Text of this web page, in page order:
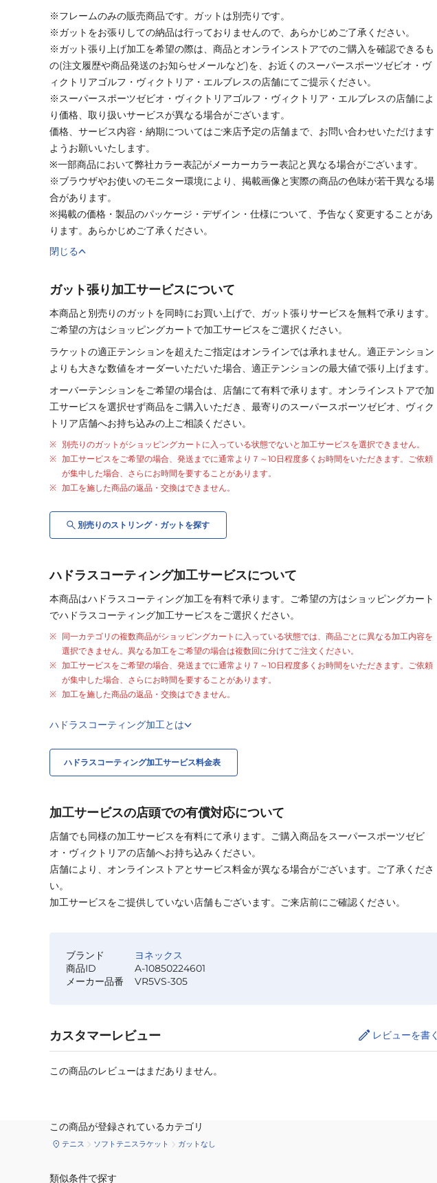
※フレームのみの販売商品です。ガットは別売りです。
※ガットをお張りしての納品は行っておりませんので、あらかじめご了承ください。
※ガット張り上げ加工を希望の際は、商品とオンラインストアでのご購入を確認できるも
の(注文履歴や商品発送のお知らせメールなど)を、お近くのスーパースポーツゼビオ・ヴ
ィクトリアゴルフ・ヴィクトリア・エルブレスの店舗にてご提示ください。
※スーパースポーツゼビオ・ヴィクトリアゴルフ・ヴィクトリア・エルブレスの店舗によ
り価格、取り扱いサービスが異なる場合がございます。
価格、サービス内容・納期についてはご来店予定の店舗まで、お問い合わせいただけます
ようお願いいたします。
※一部商品において弊社カラー表記がメーカーカラー表記と異なる場合がございます。
※ブラウザやお使いのモニター環境により、掲載画像と実際の商品の色味が若干異なる場
合があります。
※掲載の価格・製品のパッケージ・デザイン・仕様について、予告なく変更することがあ
ります。あらかじめご了承ください。
閉じる
ガット張り加工サービスについて
本商品と別売りのガット を同時にお買い上げで、 ガット張りサービスを無料で承ります。
ご希望の方はショッピングカートで加工サービスをご選択ください。
ラケットの適正テンションを超えたご指定はオンラインでは承れません。適正テンション
よりも大きな数値をオーダーいただいた場合、適正テンションの最大値で張り上げます。
オーバーテンションをご希望の場合は、店舗にて有料で承ります。オンラインストアで加
工サービスを選択せず商品をご購入いただき、最寄りのスーパースポーツゼビオ、ヴィク
トリア店舗へお持ち込みの上ご相談ください。
別売りのガット がショッピングカートに入っている状態でないと加工サービスを選択できません。
加工サービスをご希望の場合、発送までに通常より ７～10日程度多くお時間をいただきます。ご依頼
が集中した場合、さらにお時間を要することがあります。
加工を施した商品の返品・交換はできません。
別売りのストリング・ ガット を探す
ハドラスコーティング加工サービスについて
本商品はハドラスコーティング加工を有料で承ります。ご希望の方はショッピングカート
でハドラスコーティング加工サービスをご選択ください。
同一カテゴリの複数商品がショッピングカートに入っている状態では、商品ごとに異なる加工内容を
選択できません。異なる加工をご希望の場合は複数回に分けてご注文ください。
加工サービスをご希望の場合、発送までに通常より ７～10日程度多くお時間をいただきます。ご依頼
が集中した場合、さらにお時間を要することがあります。
加工を施した商品の返品・交換はできません。
ハドラスコーティング加工とは
ハドラスコーティング加工サービス料金表
加工サービスの店頭での有償対応について
店舗でも同様の加工サービスを有料にて承ります。ご購入商品をスーパースポーツゼビ
オ・ヴィクトリアの店舗へお持ち込みください。
店舗により、オンラインストアとサービス料金が異なる場合がございます。ご了承くださ
い。
加工サービスをご提供していない店舗もございます。ご来店前にご確認ください。
ブランド
ヨネックス
商品ID
A-10850224601
メーカー品番
VR5VS-305
カスタマーレビュー レビューを書く
この商品のレビューはまだありません。
この商品が登録されているカテゴリ
テニス ソフトテニスラケット ガットなし
類似条件で探す